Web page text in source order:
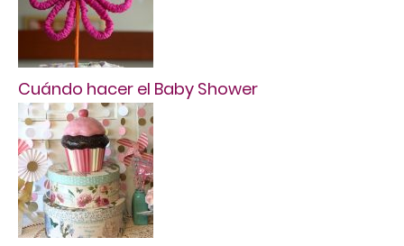
Cuándo hacer el Baby Shower